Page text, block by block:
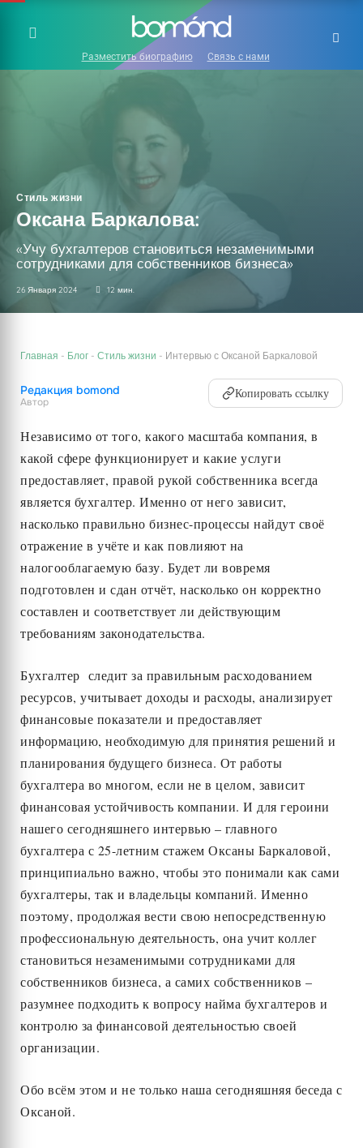
Разместить биографию Связь с нами
Стиль жизни
Оксана Баркалова:
«Учу бухгалтеров становиться незаменимыми
сотрудниками для собственников бизнеса»
26 Января 2024 12 мин.
Главная - Блог - Стиль жизни - Интервью с Оксаной Баркаловой
Редакция bomond
Автор
Копировать ссылку
Независимо от того, какого масштаба компания, в
какой сфере функционирует и какие услуги
предоставляет, правой рукой собственника всегда
является бухгалтер. Именно от него зависит,
насколько правильно бизнес-процессы найдут своё
отражение в учёте и как повлияют на
налогооблагаемую базу. Будет ли вовремя
подготовлен и сдан отчёт, насколько он корректно
составлен и соответствует ли действующим
требованиям законодательства.
Бухгалтер следит за правильным расходованием
ресурсов, учитывает доходы и расходы, анализирует
финансовые показатели и предоставляет
информацию, необходимую для принятия решений и
планирования будущего бизнеса. От работы
бухгалтера во многом, если не в целом, зависит
финансовая устойчивость компании. И для героини
нашего сегодняшнего интервью – главного
бухгалтера с 25-летним стажем Оксаны Баркаловой,
принципиально важно, чтобы это понимали как сами
бухгалтеры, так и владельцы компаний. Именно
поэтому, продолжая вести свою непосредственную
профессиональную деятельность, она учит коллег
становиться незаменимыми сотрудниками для
собственников бизнеса, а самих собственников –
разумнее подходить к вопросу найма бухгалтеров и
контролю за финансовой деятельностью своей
организации.
Обо всём этом и не только наша сегодняшняя беседа с
Оксаной.